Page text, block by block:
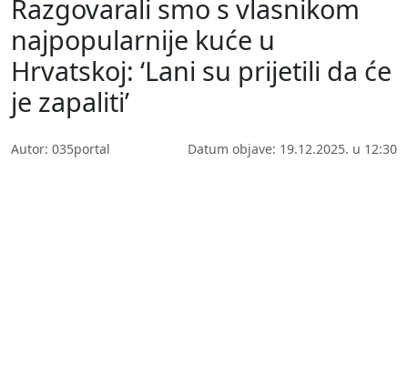
Razgovarali smo s vlasnikom
najpopularnije kuće u
Hrvatskoj: ‘Lani su prijetili da će
je zapaliti’
Autor: 035portal Datum objave: 19.12.2025. u 12:30